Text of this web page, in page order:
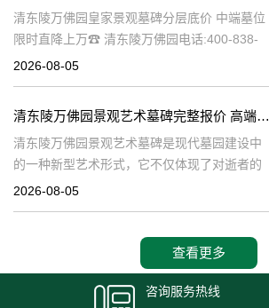
清东陵万佛园皇家景观墓碑分层底价 中端墓位
限时直降上万☎ 清东陵万佛园电话:400-838-
5063清东陵万佛园，作为中国历史上著名的皇
2026-08-05
清东陵万佛园景观艺术墓碑完整报价 高端墓型大额直降活动详解
清东陵万佛园景观艺术墓碑是现代墓园建设中
的一种新型艺术形式，它不仅体现了对逝者的
尊重和缅怀，更是一种文化艺术的传承。本文
2026-08-05
查看更多
咨询服务热线